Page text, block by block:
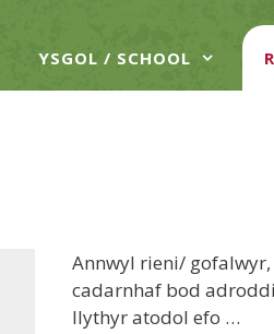
YSGOL / SCHOOL
Annwyl rieni/
cadarnhaf bod
llythyr atodol efo …